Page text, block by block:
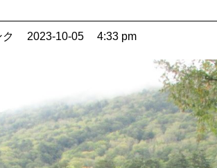
2023-10-05 4:33 pm